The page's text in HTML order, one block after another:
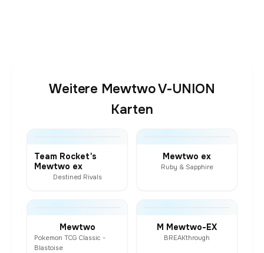
Weitere Mewtwo V-UNION
Karten
Team Rocket's
Mewtwo ex
Destined Rivals
Mewtwo ex
Ruby & Sapphire
Mewtwo
Pokemon TCG Classic -
Blastoise
M Mewtwo-EX
BREAKthrough